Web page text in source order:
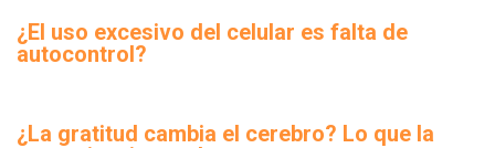
¿El uso excesivo del celular es falta de
autocontrol?
¿La gratitud cambia el cerebro? Lo que la